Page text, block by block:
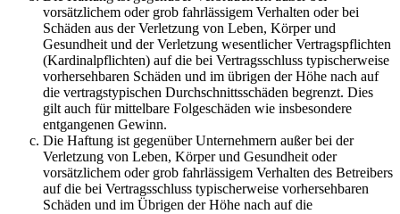
vorsätzlichem oder grob fahrlässigem Verhalten oder bei
Schäden aus der Verletzung von Leben, Körper und
Gesundheit und der Verletzung wesentlicher Vertragspflichten
(Kardinalpflichten) auf die bei Vertragsschluss typischerweise
vorhersehbaren Schäden und im übrigen der Höhe nach auf
die vertragstypischen Durchschnittsschäden begrenzt. Dies
gilt auch für mittelbare Folgeschäden wie insbesondere
entgangenen Gewinn.
Die Haftung ist gegenüber Unternehmern außer bei der
Verletzung von Leben, Körper und Gesundheit oder
vorsätzlichem oder grob fahrlässigem Verhalten des Betreibers
auf die bei Vertragsschluss typischerweise vorhersehbaren
Schäden und im Übrigen der Höhe nach auf die